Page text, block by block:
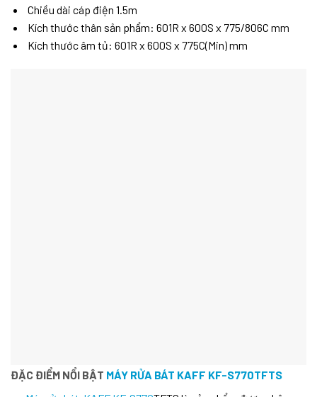
Chiều dài cáp điện 1.5m
Kích thước thân sản phẩm: 601R x 600S x 775/806C mm
Kích thước âm tủ: 601R x 600S x 775C(Min) mm
ĐẶC ĐIỂM NỔI BẬT MÁY RỬA BÁT KAFF KF-S770TFTS